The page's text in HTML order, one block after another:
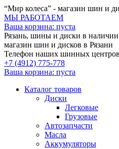
“Мир колеса” - магазин шин и
МЫ РАБОТАЕМ
Ваша корзина: пуста
Рязань, шины и диски в
магазин шин и дисков в Рязани
Телефон наших шинных
+7 (4912) 775-778
Ваша корзина: пуста
Каталог товаров
Диски
Легковые
Грузовые
Автозапчасти
Масла
Аккумуляторы